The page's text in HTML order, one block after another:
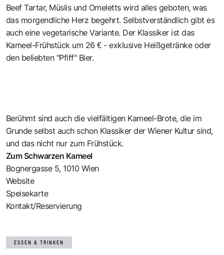
Beef Tartar, Müslis und Omeletts wird alles geboten, was
das morgendliche Herz begehrt. Selbstverständlich gibt es
auch eine vegetarische Variante. Der Klassiker ist das
Kameel-Frühstück um 26 € - exklusive Heißgetränke oder
den beliebten "Pfiff" Bier.
Berühmt sind auch die vielfältigen Kameel-Brote, die im
Grunde selbst auch schon Klassiker der Wiener Kultur sind,
und das nicht nur zum Frühstück.
Zum Schwarzen Kameel
Bognergasse 5, 1010 Wien
Website
Speisekarte
Kontakt/Reservierung
ESSEN & TRINKEN